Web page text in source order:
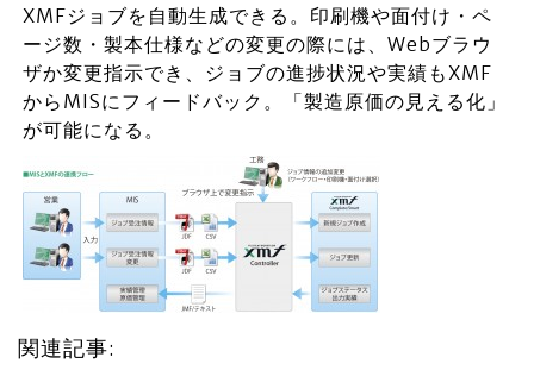
XMFジョブを自動生成できる。印刷機や面付け・ペ
ージ数・製本仕様などの変更の際には、Webブラウ
ザか変更指示でき、ジョブの進捗状況や実績もXMF
からMISにフィードバック。「製造原価の見える化」
が可能になる。
関連記事: